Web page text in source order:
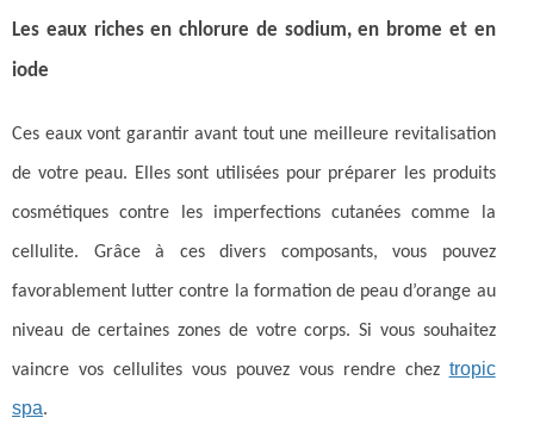
Les eaux riches en chlorure de sodium, en brome et en
iode
Ces eaux vont garantir avant tout une meilleure revitalisation
de votre peau. Elles sont utilisées pour préparer les produits
cosmétiques contre les imperfections cutanées comme la
cellulite. Grâce à ces divers composants, vous pouvez
favorablement lutter contre la formation de peau d’orange au
niveau de certaines zones de votre corps. Si vous souhaitez
vaincre vos cellulites vous pouvez vous rendre chez tropic
spa.